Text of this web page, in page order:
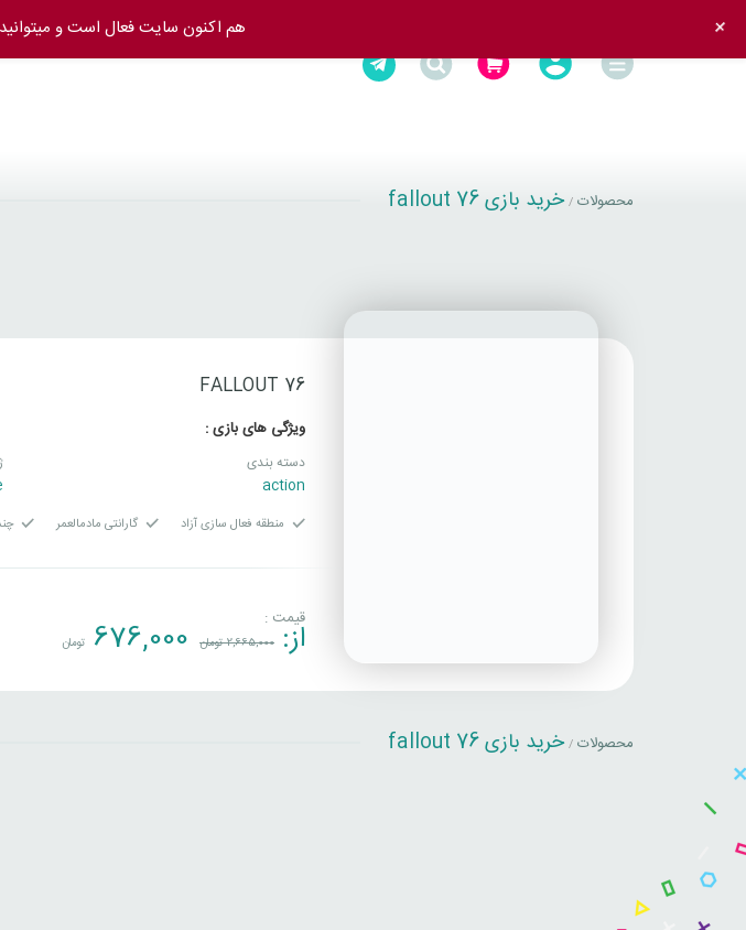
محصولات / خرید بازی fallout 76
FALLOUT 76
ویژگی های بازی :
دسته بندی
action
منطقه فعال سازی آزاد گارانتی مادمالعمر
قیمت :
از: 2,665,000تومان 676,000 تومان
محصولات / خرید بازی fallout 76
هم اکنون سایت فعال است و +